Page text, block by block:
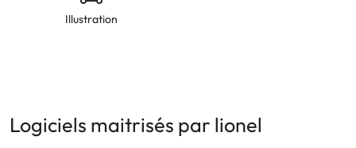
Illustration
Logiciels maitrisés par lionel